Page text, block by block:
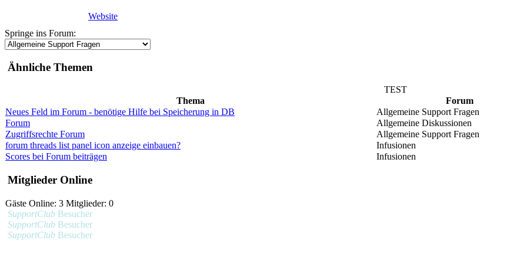
Website
Springe ins Forum:
Ähnliche Themen
TEST
Thema
Forum
Neues Feld im Forum - benötige Hilfe bei Speicherung in DB
Allgemeine Support Fragen
Forum
Allgemeine Diskussionen
Zugriffsrechte Forum
Allgemeine Support Fragen
forum threads list panel icon anzeige einbauen?
Infusionen
Scores bei Forum beiträgen
Infusionen
Mitglieder Online
Gäste Online: 3 Mitglieder: 0
SupportClub Besucher
SupportClub Besucher
SupportClub Besucher